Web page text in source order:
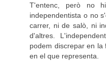
T'entenc, però no
independentista o no
carrer, ni de salò, ni
d'altres.
podem discrepar en
en el que representa.